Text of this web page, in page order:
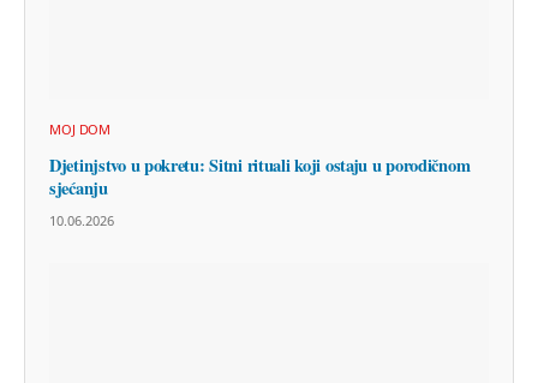
MOJ DOM
Djetinjstvo u pokretu: Sitni rituali koji ostaju u porodičnom
sjećanju
10.06.2026